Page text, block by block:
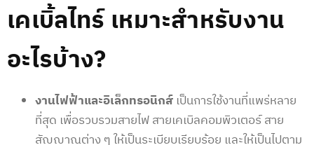
เคเบิ้ลไทร์ เหมาะสำหรับงาน
อะไรบ้าง?
งานไฟฟ้าและอิเล็กทรอนิกส์ เป็นการใช้งานที่แพร่หลาย
ที่สุด เพื่อรวบรวมสายไฟ สายเคเบิลคอมพิวเตอร์ สาย
สัญญาณต่าง ๆ ให้เป็นระเบียบเรียบร้อย และให้เป็นไปตาม